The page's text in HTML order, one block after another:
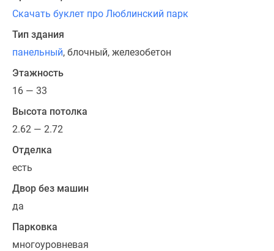
разным
например
йога,
фитнес,
бег,
как
в
группе
улице
рядом
с
так
и
Скачать буклет про Люблинский парк
Тип здания
панельный, блочный, железобетон
Этажность
16 — 33
Высота потолка
2.62 — 2.72
Отделка
есть
Двор без машин
да
Парковка
многоуровневая